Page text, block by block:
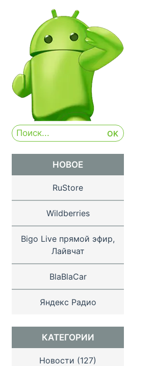
НОВОЕ
RuStore
Wildberries
Bigo Live прямой эфир,
Лайвчат
BlaBlaCar
Яндекс Радио
КАТЕГОРИИ
Новости (127)